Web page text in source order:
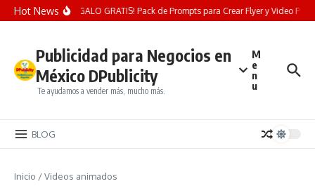
Saltar al contenido
Hot News ¡REGALO GRATIS! Pack de Prompts para Crear Flyer y Video
Publicidad para Negocios en
México DPublicity
Te ayudamos a vender más, mucho más.
M
e
n
u
BLOG
Inicio /Videos animados